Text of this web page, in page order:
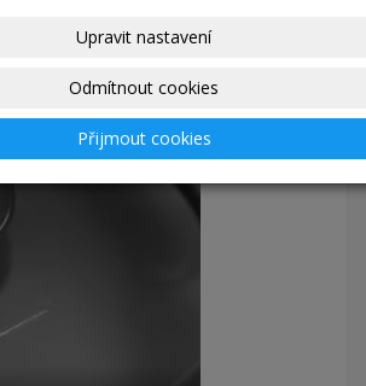
textem nebo logem vaší společnosti.
mohou být propojeny s naším
pro snadnou správu a sledování sudů.
Upravit nastavení
Odmítnout cookies
Přijmout cookies